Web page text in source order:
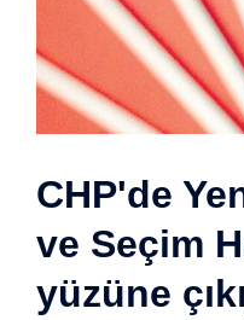
CHP'de
ve Seçim
yüzüne